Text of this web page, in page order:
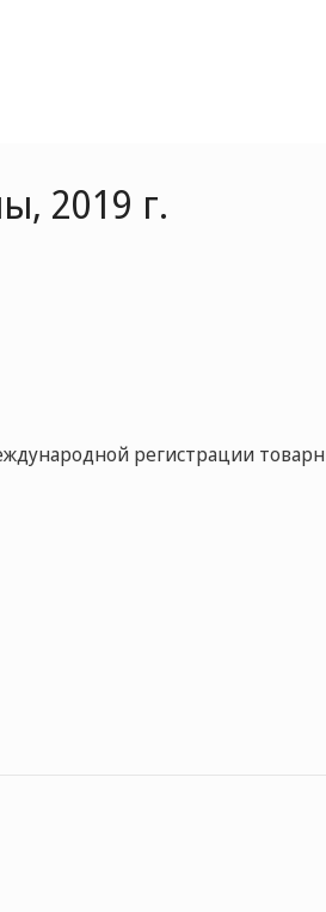
2019 г.
регистрации